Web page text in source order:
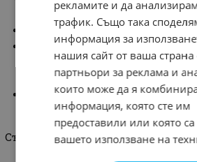
бродерия в кафяв цвят.
С фина подплата за повече
В комплект с красива
плата на роклята. Диадемата
използва като диадема и като
За да завършите визията
кафяви чорапки с панделка.
Състав: 100 % памук
рекламите и да
трафик. Също така
информация за
нашия сайт от ваша
партньори за реклама и
които може да я
информация, която сте им
предоставили или която
вашето използване на